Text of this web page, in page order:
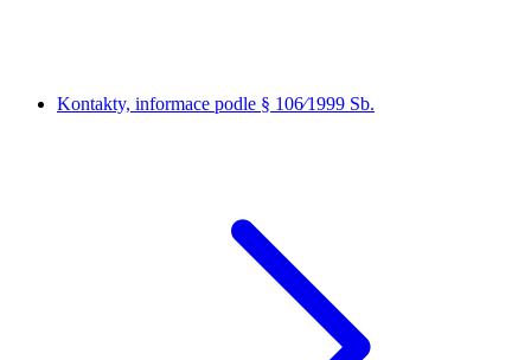
Kontakty, informace podle § 106⁄1999 Sb.